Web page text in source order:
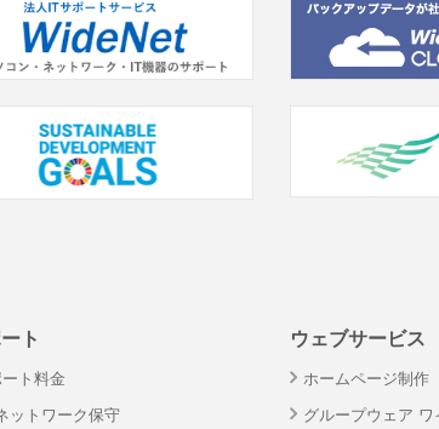
ト
ト料金
ットワーク保守
ウェブサービス
ホームページ制作
グループウェア ワ